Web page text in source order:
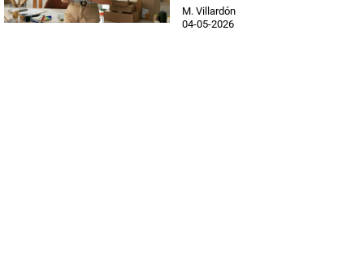
M. Villardón
04-05-2026